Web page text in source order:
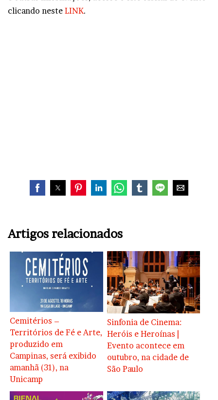
clicando neste LINK.
Artigos relacionados
Cemitérios –
Territórios de Fé e Arte,
produzido em
Campinas, será exibido
amanhã (31), na
Unicamp
Sinfonia de Cinema:
Heróis e Heroínas |
Evento acontece em
outubro, na cidade de
São Paulo